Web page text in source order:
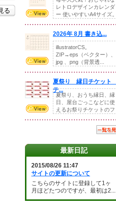
る
レトロデザインカレンダ
ー 使いやすいA4サイズ。
2026年 8月 書き込...
illustratorCS。
ZIP→eps（ベクター）、
jpg 、png（背景透...
夏祭り 縁日チケット
テ...
夏祭り、おうち縁日、縁
日、屋台ごっこなどに使
えるお祭りチケットのフ
最新日記
2015/08/26 11:47
サイトの更新について
こちらのサイトに登録して1ヶ
月ほどたつのですが、最初は2...